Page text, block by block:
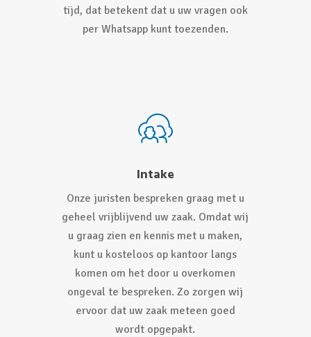
tijd, dat betekent dat u uw vragen ook
per Whatsapp kunt toezenden.
Intake
Onze juristen bespreken graag met u
geheel vrijblijvend uw zaak. Omdat wij
u graag zien en kennis met u maken,
kunt u kosteloos op kantoor langs
komen om het door u overkomen
ongeval te bespreken. Zo zorgen wij
ervoor dat uw zaak meteen goed
wordt opgepakt.